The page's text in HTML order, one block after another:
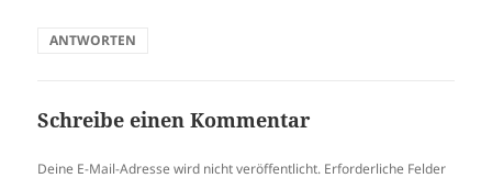
ANTWORTEN
Schreibe einen Kommentar
Deine E-Mail-Adresse wird nicht veröffentlicht. Erforderliche Felder